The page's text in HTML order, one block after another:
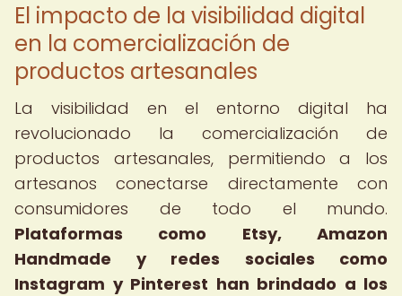
El impacto de la visibilidad digital
en la comercialización de
productos artesanales
La visibilidad en el entorno digital ha
revolucionado la comercialización de
productos artesanales, permitiendo a los
artesanos conectarse directamente con
consumidores de todo el mundo.
Plataformas como Etsy, Amazon
Handmade y redes sociales como
Instagram y Pinterest han brindado a los